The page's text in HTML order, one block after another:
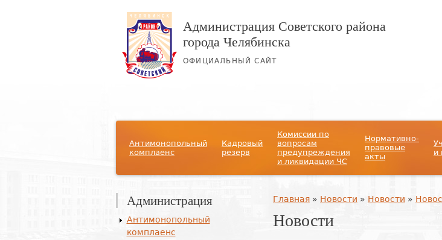
Администрация Советского района
города Челябинска
ОФИЦИАЛЬНЫЙ САЙТ
Антимонопольный
комплаенс
Кадровый
резерв
Комиссии по
вопросам
предупреждения
и ликвидации ЧС
Нормативно-
правовые
акты
и
Вы здесь
Главная » Новости » Новости »
Новости
Администрация
Антимонопольный
комплаенс